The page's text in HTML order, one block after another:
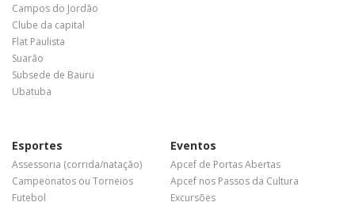
Campos do Jordão
Clube da capital
Flat Paulista
Suarão
Subsede de Bauru
Ubatuba
Esportes
Assessoria (corrida/natação)
Campeonatos ou Torneios
Futebol
Eventos
Apcef de Portas Abertas
Apcef nos Passos da Cultura
Excursões